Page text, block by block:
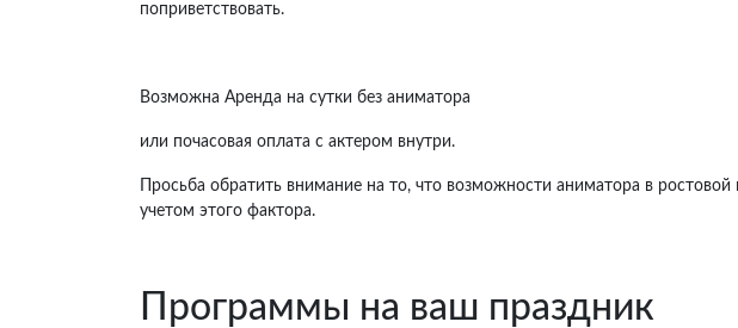
поприветствовать.
Возможна Аренда на сутки без аниматора
или почасовая оплата с актером внутри.
Просьба обратить внимание на то, что возможности аниматора в
учетом этого фактора.
Программы на ваш праздник